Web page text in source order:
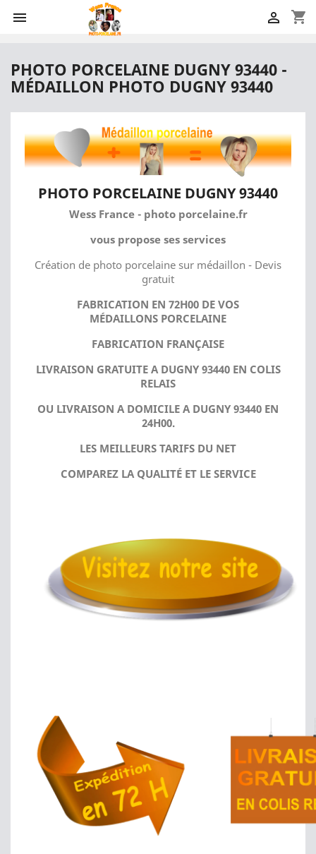
 shopping_cart

PHOTO PORCELAINE DUGNY 93440 -
MÉDAILLON PHOTO DUGNY 93440
PHOTO PORCELAINE DUGNY 93440
Wess France - photo porcelaine.fr
vous propose ses services
Création de photo porcelaine sur médaillon - Devis
gratuit
FABRICATION EN 72H00 DE VOS
MÉDAILLONS PORCELAINE
FABRICATION FRANÇAISE
LIVRAISON GRATUITE A DUGNY 93440 EN COLIS
RELAIS
OU LIVRAISON A DOMICILE A DUGNY 93440 EN
24H00.
LES MEILLEURS TARIFS DU NET
COMPAREZ LA QUALITÉ ET LE SERVICE